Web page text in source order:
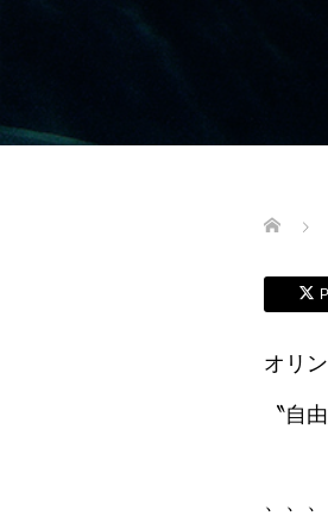
オリ
〝自
、、